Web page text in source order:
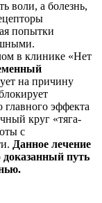
воли, а болезнь,
попытки
в клинике «Нет
на причину
эффекта
круг «тяга-
с
Данное лечение
путь